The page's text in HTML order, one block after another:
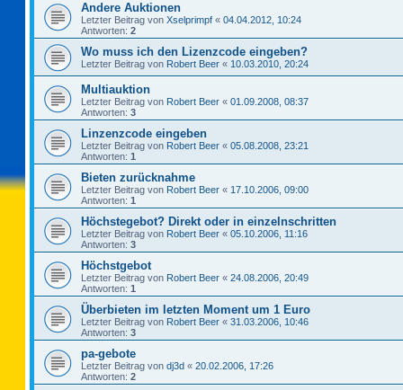
Andere Auktionen
Letzter Beitrag von Xselprimpf « 04.04.2012, 10:24
Antworten: 2
Wo muss ich den Lizenzcode eingeben?
Letzter Beitrag von Robert Beer « 10.03.2010, 20:24
Multiauktion
Letzter Beitrag von Robert Beer « 01.09.2008, 08:37
Antworten: 3
Linzenzcode eingeben
Letzter Beitrag von Robert Beer « 05.08.2008, 23:21
Antworten: 1
Bieten zurücknahme
Letzter Beitrag von Robert Beer « 17.10.2006, 09:00
Antworten: 1
Höchstegebot? Direkt oder in einzelnschritten
Letzter Beitrag von Robert Beer « 05.10.2006, 11:16
Antworten: 3
Höchstgebot
Letzter Beitrag von Robert Beer « 24.08.2006, 20:49
Antworten: 1
Überbieten im letzten Moment um 1 Euro
Letzter Beitrag von Robert Beer « 31.03.2006, 10:46
Antworten: 3
pa-gebote
Letzter Beitrag von dj3d « 20.02.2006, 17:26
Antworten: 2